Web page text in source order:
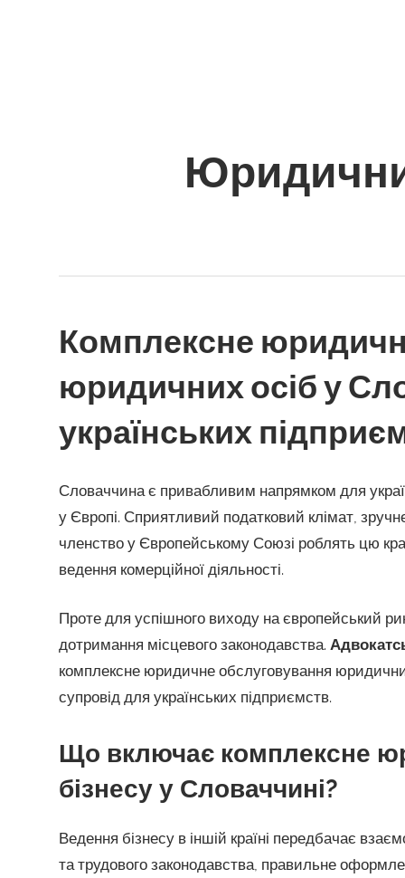
Комплексне
юридичних осіб у
українських
Словаччина є привабливим напрямком для
у Європі. Сприятливий податковий клімат,
членство у Європейському Союзі роблять цю
ведення комерційної діяльності.
Проте для успішного виходу на європейський
дотримання місцевого законодавства.
комплексне юридичне обслуговування
супровід для українських підприємств.
Що включає комплексне
бізнесу у Словаччині?
Ведення бізнесу в іншій країні передбачає
та трудового законодавства, правильне